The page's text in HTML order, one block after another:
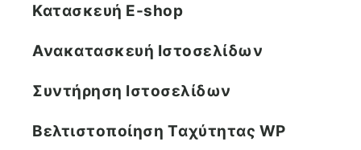
Κατασκευή E-shop
Ανακατασκευή Ιστοσελίδων
Συντήρηση Ιστοσελίδων
Βελτιστοποίηση Tαχύτητας WP